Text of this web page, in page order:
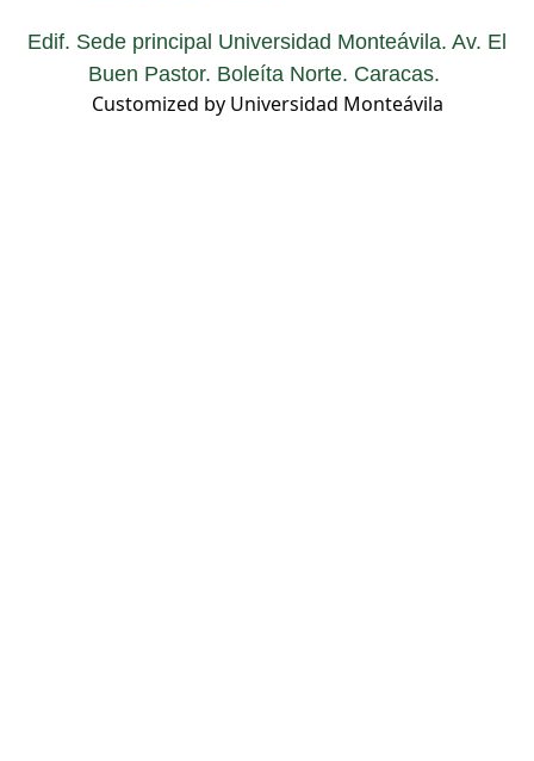
Edif. Sede principal Universidad Monteávila. Av. El
Buen Pastor. Boleíta Norte. Caracas.
Customized by Universidad Monteávila